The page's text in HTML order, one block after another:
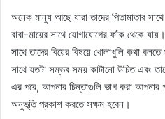
অনেক মানুষ আছে যারা তাদের পিতামাতার
বাবা-মায়ের সাথে যোগাযোগের ফাঁক থেকে
সাথে তাদের বিয়ের বিষয়ে খোলাখুলি কথা
সাথে যতটা সম্ভব সময় কাটানো উচিত এবং
এর পরে, আপনার চিন্তাগুলি ভাগ করা
অনুভূতি প্রকাশ করতে সক্ষম হবেন।